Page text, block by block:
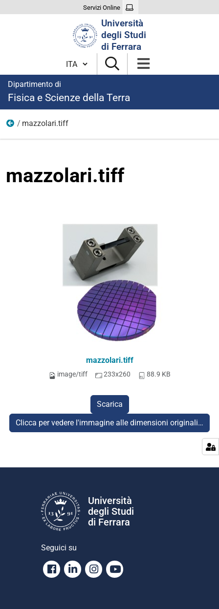
Servizi Online
Università
degli Studi
di Ferrara
Cambia lingua
Dipartimento di
Fisica e Scienze della Terra
Home
mazzolari.tiff
mazzolari.tiff
mazzolari.tiff
image/tiff 233x260 88.9 KB
Scarica
Clicca per vedere l'immagine alle dimensioni originali…
Università
degli Studi
di Ferrara
Seguici su
Facebook
LinkedinInstagram
Youtube